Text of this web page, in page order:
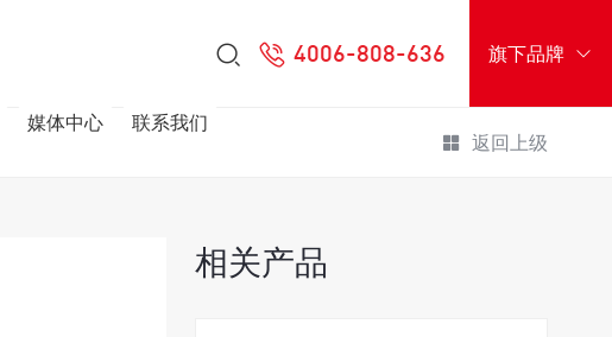
旗下品牌
4006-808-636
媒体中心 联系我们
返回上级
相关产品